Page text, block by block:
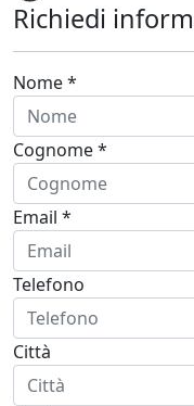
Richiedi
Nome *
Cognome *
Email *
Telefono
Città